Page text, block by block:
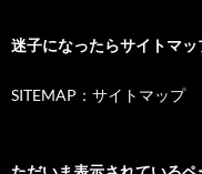
迷子になったらサイトマッ
SITEMAP：サイトマップ